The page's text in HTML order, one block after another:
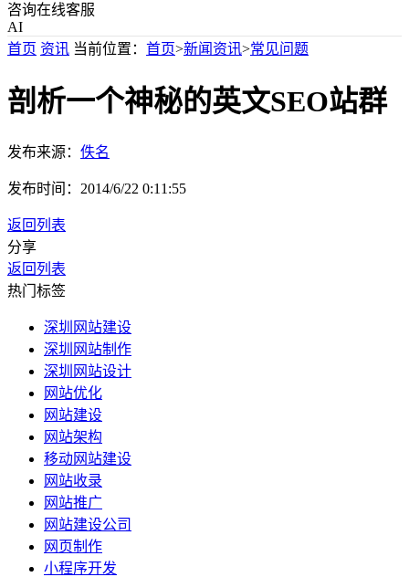
咨询在线客服
AI
首页 资讯 当前位置： 首页>新闻资讯>常见问题
剖析一个神秘的英文SEO站群
发布来源： 佚名
发布时间： 2014/6/22 0:11:55
返回列表
分享
返回列表
热门标签
深圳网站建设
深圳网站制作
深圳网站设计
网站优化
网站建设
网站架构
移动网站建设
网站收录
网站推广
网站建设公司
网页制作
小程序开发